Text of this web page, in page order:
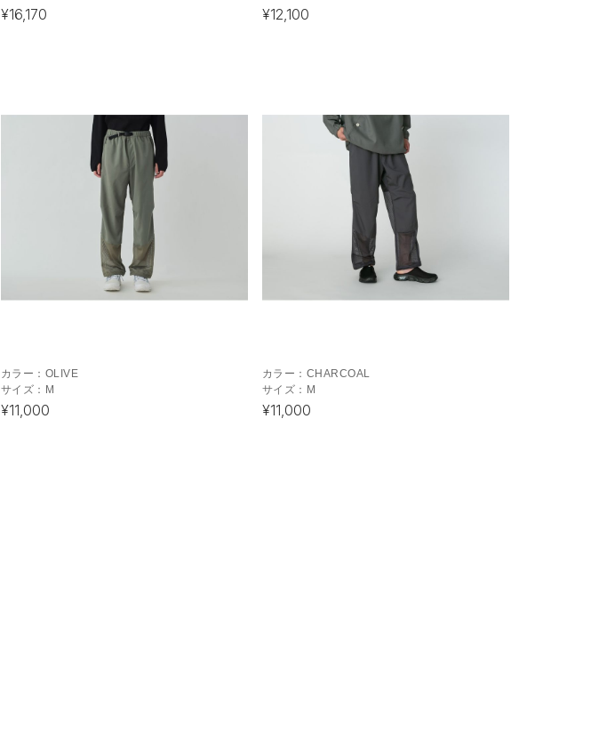
¥16,170 ¥12,100
カラー： OLIVE
サイズ： M
¥11,000
カラー： CHARCOAL
サイズ： M
¥11,000